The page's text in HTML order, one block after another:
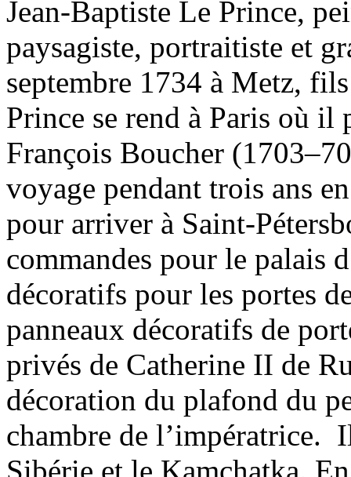
Jean-Baptiste Le Prince,
paysagiste, portraitiste et
septembre 1734 à Metz,
Prince se rend à Paris où il
François Boucher
voyage pendant trois ans
pour arriver à Saint-
commandes pour le palais
décoratifs pour les portes
panneaux décoratifs de
privés de Catherine II de
décoration du plafond du
chambre de l’impératrice.
Sibérie et le Kamchatka.